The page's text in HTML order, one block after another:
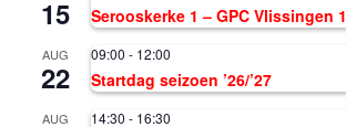
15 Serooskerke 1 – GPC Vlissingen 1
AUG
22
09:00 - 12:00
Startdag seizoen ’26/’27
AUG 14:30 - 16:30